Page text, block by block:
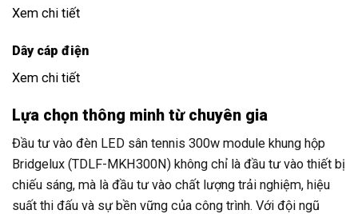
Xem chi tiết
Dây cáp điện
Xem chi tiết
Lựa chọn thông minh từ chuyên gia
Đầu tư vào đèn LED sân tennis 300w module khung hộp
Bridgelux (TDLF-MKH300N) không chỉ là đầu tư vào thiết bị
chiếu sáng, mà là đầu tư vào chất lượng trải nghiệm, hiệu
suất thi đấu và sự bền vững của công trình. Với đội ngũ